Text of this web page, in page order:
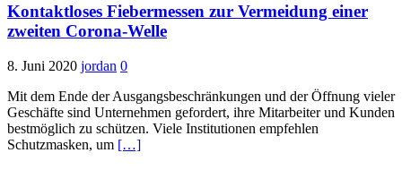
Kontaktloses Fiebermessen zur Vermeidung einer
zweiten Corona-Welle
8. Juni 2020 jordan 0
Mit dem Ende der Ausgangsbeschränkungen und der Öffnung vieler
Geschäfte sind Unternehmen gefordert, ihre Mitarbeiter und Kunden
bestmöglich zu schützen. Viele Institutionen empfehlen
Schutzmasken, um […]